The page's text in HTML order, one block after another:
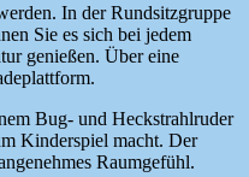
In der Rundsitzgruppe
Sie es sich bei jedem
genießen. Über eine
Bug- und Heckstrahlruder
Kinderspiel macht. Der
Raumgefühl.